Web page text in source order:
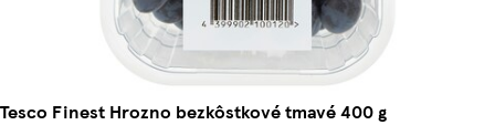
Tesco Finest Hrozno bezkôstkové tmavé 400 g